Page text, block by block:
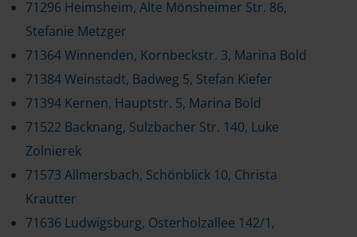
71296 Heimsheim, Alte Mönsheimer Str. 86,
Stefanie Metzger
71364 Winnenden, Kornbeckstr. 3, Marina Bold
71384 Weinstadt, Badweg 5, Stefan Kiefer
71394 Kernen, Hauptstr. 5, Marina Bold
71522 Backnang, Sulzbacher Str. 140, Luke
Zolnierek
71573 Allmersbach, Schönblick 10, Christa
Krautter
71636 Ludwigsburg, Osterholzallee 142/1,